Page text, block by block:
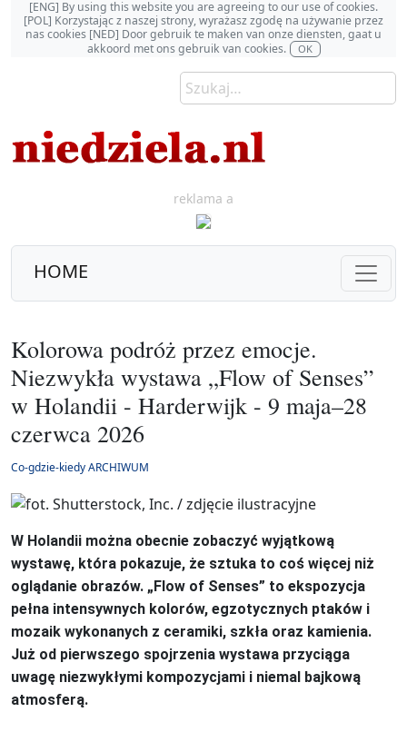
[ENG] By using this website you are agreeing to our use of cookies.
[POL] Korzystając z naszej strony, wyrażasz zgodę na używanie przez
nas cookies [NED] Door gebruik te maken van onze diensten, gaat u
akkoord met ons gebruik van cookies.
OK
reklama a
HOME
Kolorowa podróż przez emocje.
Niezwykła wystawa „Flow of Senses”
w Holandii - Harderwijk - 9 maja–28
czerwca 2026
Co-gdzie-kiedy ARCHIWUM
W Holandii można obecnie zobaczyć wyjątkową
wystawę, która pokazuje, że sztuka to coś więcej niż
oglądanie obrazów. „Flow of Senses” to ekspozycja
pełna intensywnych kolorów, egzotycznych ptaków i
mozaik wykonanych z ceramiki, szkła oraz kamienia.
Już od pierwszego spojrzenia wystawa przyciąga
uwagę niezwykłymi kompozycjami i niemal bajkową
atmosferą.